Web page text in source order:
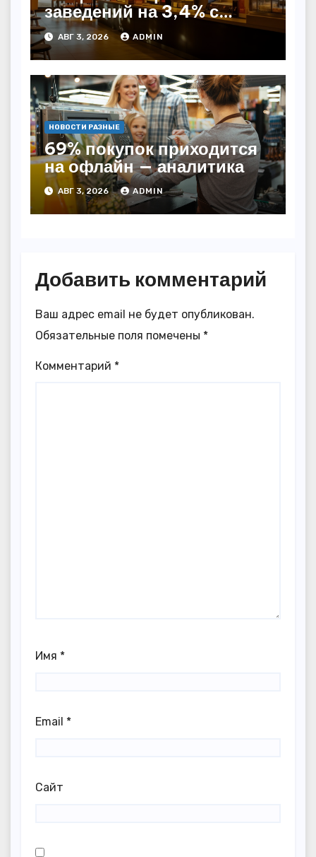
заведений на 3,4% с
начала года — INFOLine
АВГ 3, 2026 ADMIN
НОВОСТИ РАЗНЫЕ
69% покупок приходится
на офлайн — аналитика
АВГ 3, 2026 ADMIN
Добавить комментарий
Ваш адрес email не будет опубликован.
Обязательные поля помечены *
Комментарий *
Имя *
Email *
Сайт